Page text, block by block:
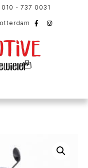
010 - 737 0031